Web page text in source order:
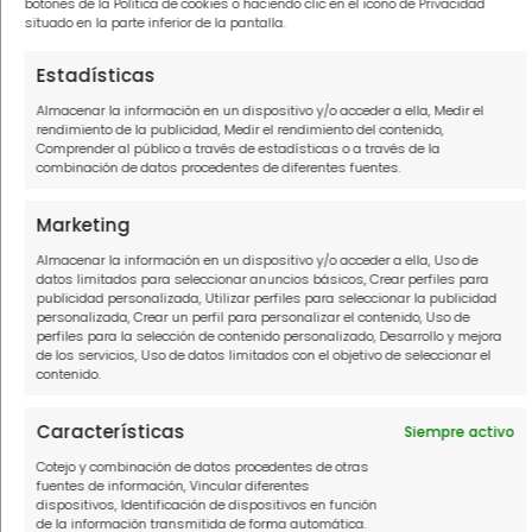
situado en la parte inferior de la pantalla.
Estadísticas
Almacenar la información en un dispositivo y/o acceder a ella, Medir el
rendimiento de la publicidad, Medir el rendimiento del contenido,
Comprender al público a través de estadísticas o a través de la
combinación de datos procedentes de diferentes fuentes.
Marketing
Almacenar la información en un dispositivo y/o acceder a ella, Uso de
datos limitados para seleccionar anuncios básicos, Crear perfiles para
publicidad personalizada, Utilizar perfiles para seleccionar la publicidad
personalizada, Crear un perfil para personalizar el contenido, Uso de
perfiles para la selección de contenido personalizado, Desarrollo y mejora
de los servicios, Uso de datos limitados con el objetivo de seleccionar el
contenido.
Características Siempre activo
Cotejo y combinación de datos procedentes de otras
fuentes de información, Vincular diferentes
dispositivos, Identificación de dispositivos en función
de la información transmitida de forma automática.
declara oficialmente que el procedimiento
se ha terminado.
¡Recuerda que vivir libre de deudas es
posible! Si quieres ponerte en contacto con
formulario con tus datos personales o, si lo
prefieres, llamar al910916445de manera
totalmente gratuita.
Pide tu asesoría gratuita y sin ningún
tranquilo.
Este artículo ha sido escrito por
Garrido Pérez, abogado especializado en